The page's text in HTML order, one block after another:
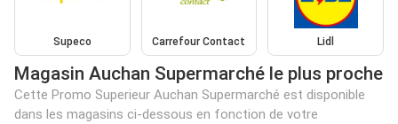
Supeco Carrefour Contact Lidl
Magasin Auchan Supermarché le plus proche
Cette Promo Superieur Auchan Supermarché est disponible
dans les magasins ci-dessous en fonction de votre